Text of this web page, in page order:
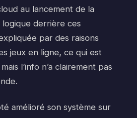
au lancement de la
derrière ces
par des raisons
jeux en ligne, ce qui est
l’info n’a clairement pas
amélioré son système sur